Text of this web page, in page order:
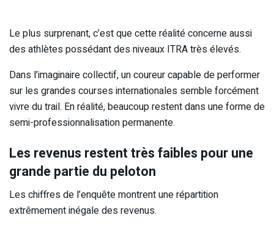
Le plus surprenant, c’est que cette réalité concerne aussi
des athlètes possédant des niveaux ITRA très élevés.
Dans l’imaginaire collectif, un coureur capable de performer
sur les grandes courses internationales semble forcément
vivre du trail. En réalité, beaucoup restent dans une forme de
semi-professionnalisation permanente.
Les revenus restent très faibles pour une
grande partie du peloton
Les chiffres de l’enquête montrent une répartition
extrêmement inégale des revenus.